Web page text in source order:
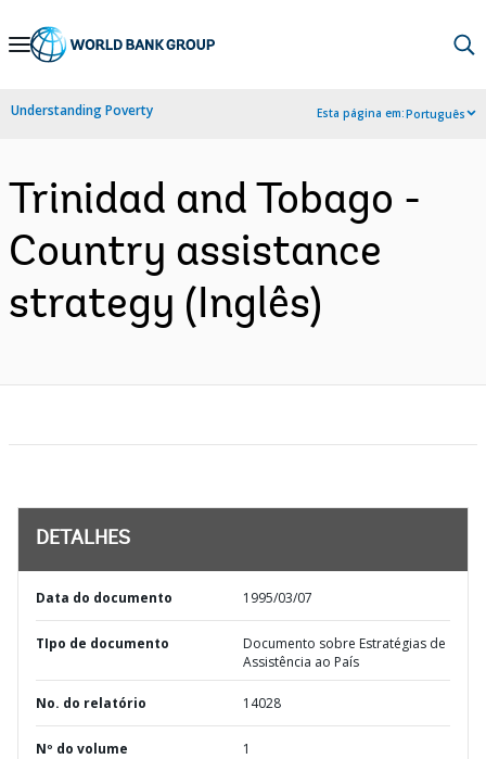
Skip
Navigation
Understanding Poverty Esta página em:Português
Trinidad and Tobago -
Country assistance
strategy (Inglês)
DETALHES
Data do documento 1995/03/07
TIpo de documento
Documento sobre Estratégias de
Assistência ao País
No. do relatório 14028
Nº do volume 1